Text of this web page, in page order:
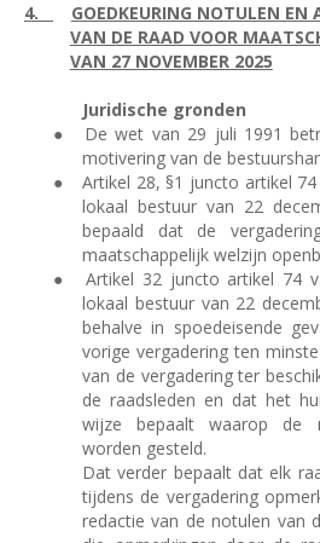
4.
GOEDKEURING NOTULEN EN
VAN DE RAAD VOOR
VAN 27 NOVEMBER 2025
Juridische gronden
●
De wet van 29 juli 1991
motivering van de
●
Artikel 28, §1 juncto artikel
lokaal bestuur van 22
bepaald dat de
maatschappelijk welzijn
●
Artikel 32 juncto artikel 74
lokaal bestuur van 22
behalve in spoedeisende
vorige vergadering ten
van de vergadering ter
de raadsleden en dat het
wijze bepaalt waarop de
worden gesteld.
Dat verder bepaalt dat elk
tijdens de vergadering
redactie van de notulen van